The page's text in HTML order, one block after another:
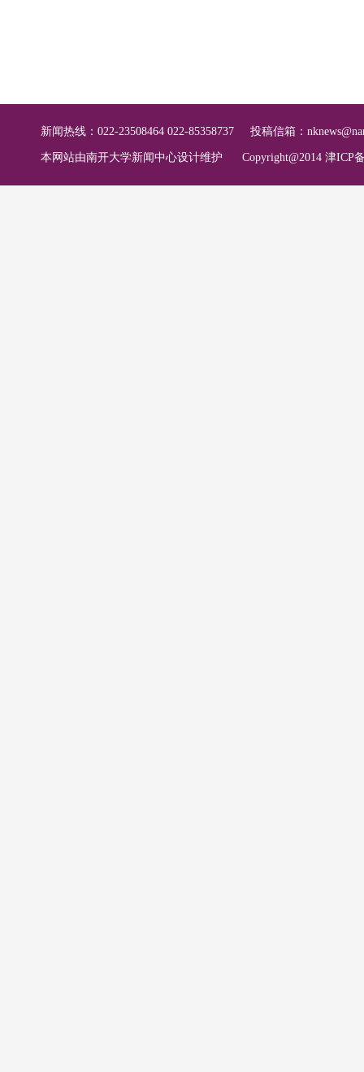
新闻热线：022-23508464 022-85358737 投稿信箱：
本网站由南开大学新闻中心设计维护 Copyright@2014 津ICP